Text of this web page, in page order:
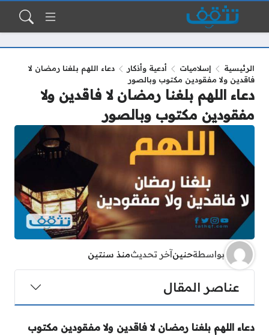
الرئيسية إسلاميات أدعية وأذكار
دعاء اللهم بلغنا رمضان لا
فاقدين ولا مفقودين مكتوب وبالصور
دعاء اللهم بلغنا رمضان لا فاقدين ولا
مفقودين مكتوب وبالصور
بواسطةحنينآخر تحديثمنذ سنتين
عناصر المقال
دعاء اللهم بلغنا رمضان لا فاقدين ولا مفقودين مكتوب